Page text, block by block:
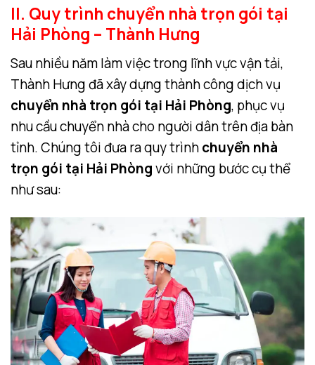
II. Quy trình chuyển nhà trọn gói tại
Hải Phòng – Thành Hưng
Sau nhiều năm làm việc trong lĩnh vực vận tải,
Thành Hưng đã xây dựng thành công dịch vụ
chuyển nhà trọn gói tại Hải Phòng, phục vụ
nhu cầu chuyển nhà cho người dân trên địa bàn
tỉnh. Chúng tôi đưa ra quy trìnhchuyển nhà
trọn gói tại Hải Phòngvới những bước cụ thể
như sau: